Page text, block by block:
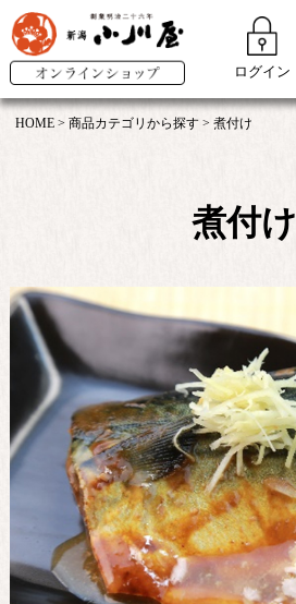
ログイン
HOME 商品カテゴリから探す 煮付け
煮付け